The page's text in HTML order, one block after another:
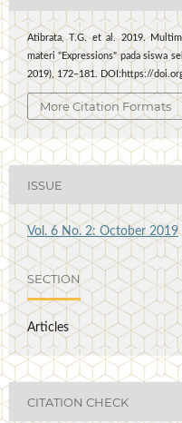
Atibrata, T.G. et al. 2019.
materi "Expressions" pada siswa
2019), 172–181. DOI:https://
More Citation Formats
ISSUE
Vol. 6 No. 2: October 2019
SECTION
Articles
CITATION CHECK